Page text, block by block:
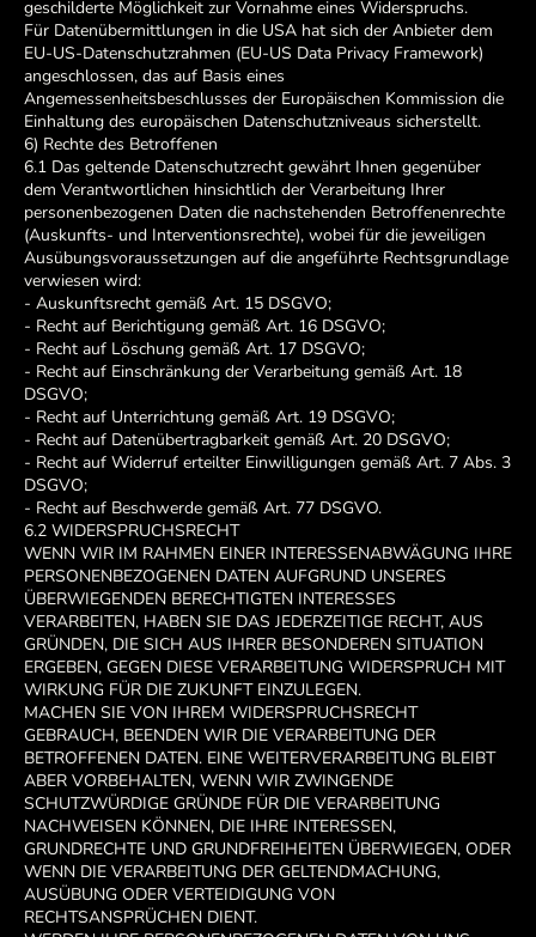
geschilderte Möglichkeit zur Vornahme eines Widerspruchs.
Für Datenübermittlungen in die USA hat sich der Anbieter dem
EU-US-Datenschutzrahmen (EU-US Data Privacy Framework)
angeschlossen, das auf Basis eines
Angemessenheitsbeschlusses der Europäischen Kommission die
Einhaltung des europäischen Datenschutzniveaus sicherstellt.
6) Rechte des Betroffenen
6.1 Das geltende Datenschutzrecht gewährt Ihnen gegenüber
dem Verantwortlichen hinsichtlich der Verarbeitung Ihrer
personenbezogenen Daten die nachstehenden Betroffenenrechte
(Auskunfts- und Interventionsrechte), wobei für die jeweiligen
Ausübungsvoraussetzungen auf die angeführte Rechtsgrundlage
verwiesen wird:
- Auskunftsrecht gemäß Art. 15 DSGVO;
- Recht auf Berichtigung gemäß Art. 16 DSGVO;
- Recht auf Löschung gemäß Art. 17 DSGVO;
- Recht auf Einschränkung der Verarbeitung gemäß Art. 18
DSGVO;
- Recht auf Unterrichtung gemäß Art. 19 DSGVO;
- Recht auf Datenübertragbarkeit gemäß Art. 20 DSGVO;
- Recht auf Widerruf erteilter Einwilligungen gemäß Art. 7 Abs. 3
DSGVO;
- Recht auf Beschwerde gemäß Art. 77 DSGVO.
6.2 WIDERSPRUCHSRECHT
WENN WIR IM RAHMEN EINER INTERESSENABWÄGUNG IHRE
PERSONENBEZOGENEN DATEN AUFGRUND UNSERES
ÜBERWIEGENDEN BERECHTIGTEN INTERESSES
VERARBEITEN, HABEN SIE DAS JEDERZEITIGE RECHT, AUS
GRÜNDEN, DIE SICH AUS IHRER BESONDEREN SITUATION
ERGEBEN, GEGEN DIESE VERARBEITUNG WIDERSPRUCH MIT
WIRKUNG FÜR DIE ZUKUNFT EINZULEGEN.
MACHEN SIE VON IHREM WIDERSPRUCHSRECHT
GEBRAUCH, BEENDEN WIR DIE VERARBEITUNG DER
BETROFFENEN DATEN. EINE WEITERVERARBEITUNG BLEIBT
ABER VORBEHALTEN, WENN WIR ZWINGENDE
SCHUTZWÜRDIGE GRÜNDE FÜR DIE VERARBEITUNG
NACHWEISEN KÖNNEN, DIE IHRE INTERESSEN,
GRUNDRECHTE UND GRUNDFREIHEITEN ÜBERWIEGEN, ODER
WENN DIE VERARBEITUNG DER GELTENDMACHUNG,
AUSÜBUNG ODER VERTEIDIGUNG VON
RECHTSANSPRÜCHEN DIENT.